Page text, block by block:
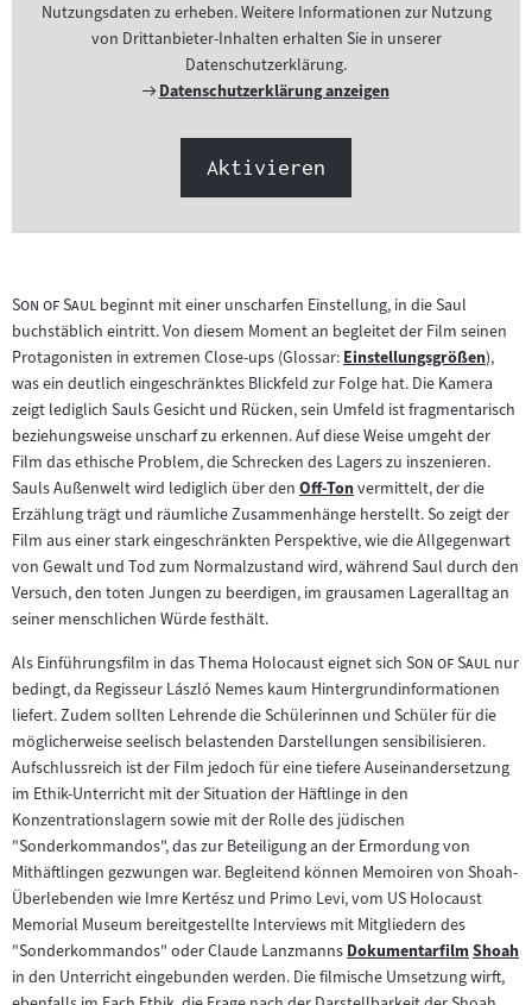
Nutzungsdaten zu erheben. Weitere Informationen zur Nutzung
von Drittanbieter-Inhalten erhalten Sie in unserer
Datenschutzerklärung.
Externer
Datenschutzerklärung anzeigen
Aktivieren
"
Son of Saul"beginnt mit einer unscharfen Einstellung, in die Saul
buchstäblich eintritt. Von diesem Moment an begleitet der Film seinen
Protagonisten in extremen Close-ups (Glossar:Zum
Inhalt:
Einstellungsgrößen),
was ein deutlich eingeschränktes Blickfeld zur Folge hat. Die Kamera
zeigt lediglich Sauls Gesicht und Rücken, sein Umfeld ist fragmentarisch
beziehungsweise unscharf zu erkennen. Auf diese Weise umgeht der
Film das ethische Problem, die Schrecken des Lagers zu inszenieren.
Sauls Außenwelt wird lediglich über den Zum
Inhalt:
Off-Tonvermittelt, der die
Erzählung trägt und räumliche Zusammenhänge herstellt. So zeigt der
Film aus einer stark eingeschränkten Perspektive, wie die Allgegenwart
von Gewalt und Tod zum Normalzustand wird, während Saul durch den
Versuch, den toten Jungen zu beerdigen, im grausamen Lageralltag an
seiner menschlichen Würde festhält.
Als Einführungsfilm in das Thema Holocaust eignet sich "
Son of Saul"nur
bedingt, da Regisseur László Nemes kaum Hintergrundinformationen
liefert. Zudem sollten Lehrende die Schülerinnen und Schüler für die
möglicherweise seelisch belastenden Darstellungen sensibilisieren.
Aufschlussreich ist der Film jedoch für eine tiefere Auseinandersetzung
im Ethik-Unterricht mit der Situation der Häftlinge in den
Konzentrationslagern sowie mit der Rolle des jüdischen
"Sonderkommandos", das zur Beteiligung an der Ermordung von
Mithäftlingen gezwungen war. Begleitend können Memoiren von Shoah-
Überlebenden wie Imre Kertész und Primo Levi, vom US Holocaust
Memorial Museum bereitgestellte Interviews mit Mitgliedern des
"Sonderkommandos" oder Claude LanzmannsZum
Inhalt:
DokumentarfilmZum
Inhalt:
Shoah
in den Unterricht eingebunden werden. Die filmische Umsetzung wirft,